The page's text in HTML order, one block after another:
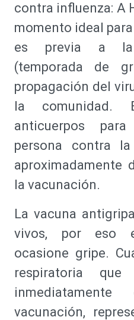
contra influenza: A
momento ideal
es previa a la
(temporada de
propagación del
la comunidad.
anticuerpos
persona contra
aproximadamente
la vacunación.
La vacuna
vivos, por eso
ocasione gripe.
respiratoria que
vacunación,